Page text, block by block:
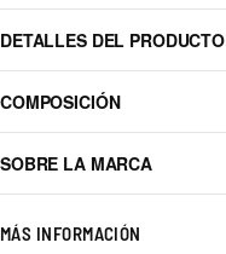
DETALLES DEL PRODUCTO
COMPOSICIÓN
SOBRE LA MARCA
MÁS INFORMACIÓN